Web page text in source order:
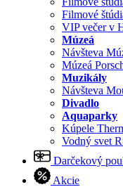
Filmové
VIP večer v
Múzeá
Návšteva
Múzeá
Muzikály
Návšteva
Divadlo
Aquaparky
Kúpele
Vodný svet
Darčekový
Akcie